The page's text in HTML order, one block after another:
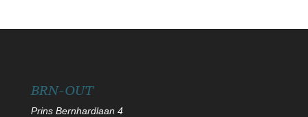
BRN-OUT
Prins Bernhardlaan 4